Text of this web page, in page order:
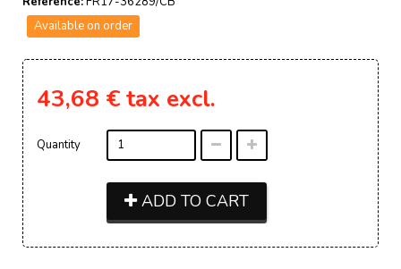
Available on order
43,68 € tax excl.
Quantity
ADD TO CART